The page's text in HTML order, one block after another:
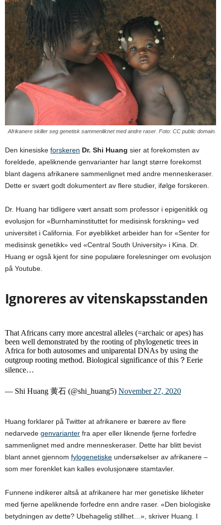
Afrikanere skiller seg genetisk sammenliknet med andre raser. Foto: CC public domain.
Den kinesiske forskeren Dr. Shi Huang sier at forekomsten av
foreldede, apeliknende genvarianter har langt større forekomst
blant dagens afrikanere sammenlignet med andre menneskeraser.
Dette er svært godt dokumentert av flere studier, ifølge forskeren.
Dr. Huang har tidligere vært ansatt som professor i epigenitikk og
evolusjon for «Burnhaminstituttet for medisinsk forskning» ved
universitet i California. For øyeblikket arbeider han for «Senter for
medisinsk genetikk» ved «Central South University» i Kina. Dr.
Huang er også kjent for sine populære forelesninger om evolusjon
på Youtube.
Ignoreres av vitenskapsstanden
That Africans carry more ancestral alleles (=archaic or apes) has
been well demonstrated by the rooting of phylogenetic trees in
Africa for both autosomes and uniparental DNAs by using the
outgroup rooting method. Biological significance of this？Eerie
silence…
— Shi Huang 黄石 (@shi_huang5) November 27, 2020
Huang forklarer på Twitter at afrikanere er bærere av flere
nedarvede genvarianter fra aper eller liknende fjerne forfedre
sammenlignet med andre menneskeraser. Dette har blitt bevist
blant annet gjennom fylogenetiske undersøkelser av afrikanere –
som mer forenklet kan kalles evolusjonære stamtavler.
Funnene indikerer altså at afrikanere har mer genetiske likheter
med fjerne apeliknende forfedre enn andre raser. «Den biologiske
betydningen av dette? Ubehagelig stillhet…», skriver Huang. I